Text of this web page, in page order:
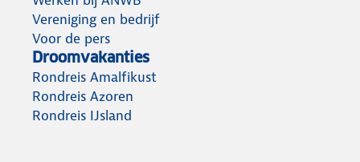
Vereniging en bedrijf
Voor de pers
Droomvakanties
Rondreis Amalfikust
Rondreis Azoren
Rondreis IJsland